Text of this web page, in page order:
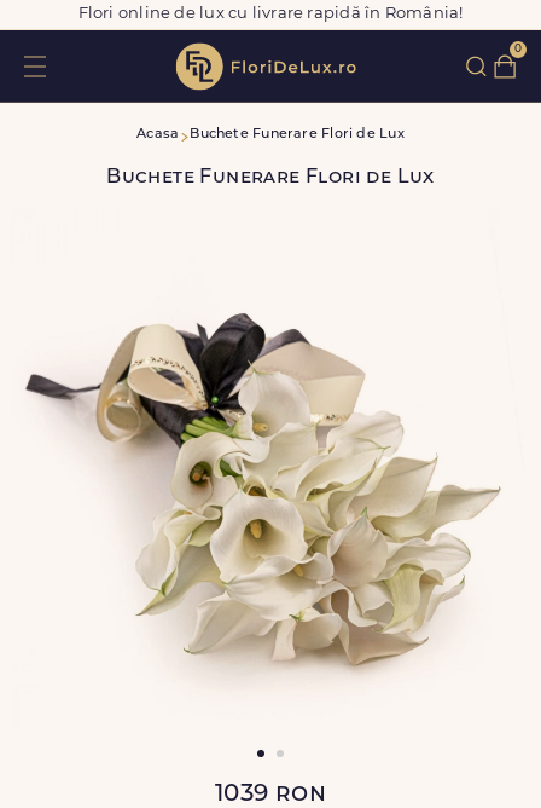
Flori online de lux cu livrare rapidă în România!
0
Acasa Buchete Funerare Flori de Lux
Buchete Funerare Flori de Lux
1039 ron